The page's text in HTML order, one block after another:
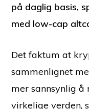
på daglig basis,
med low-cap
Det faktum at
sammenlignet
mer sannsynlig å
virkelige verden,